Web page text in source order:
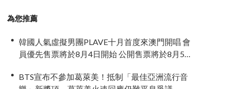
為您推薦
韓國人氣虛擬男團PLAVE十月首度來澳門開唱 會
員優先售票將於8月4日開始 公開售票將於8月5日
BTS宣布不參加葛萊美！抵制「最佳亞洲流行音